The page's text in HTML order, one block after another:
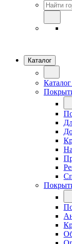
Каталог
Каталог